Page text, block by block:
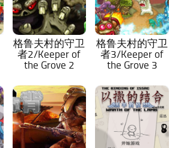
格鲁夫村的守卫
者2/Keeper of
the Grove 2
格鲁夫村的守卫
者3/Keeper of
the Grove 3